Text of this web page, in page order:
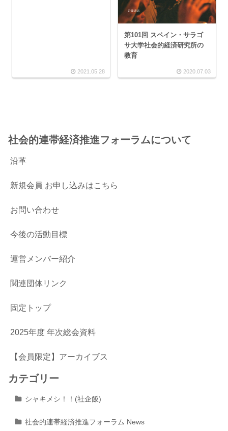
2021.05.28
第101回 スペイン・サラゴ
サ大学社会的経済研究所の
教育
2020.07.03
社会的連帯経済推進フォーラムについて
沿革
新規会員 お申し込みはこちら
お問い合わせ
今後の活動目標
運営メンバー紹介
関連団体リンク
固定トップ
2025年度 年次総会資料
【会員限定】アーカイブス
カテゴリー
シャキメシ！！(社企飯)
社会的連帯経済推進フォーラム News